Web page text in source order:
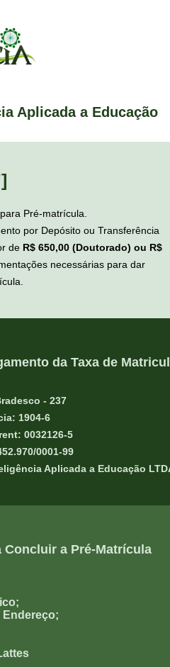
Aplicada a Educação
Pré-matrícula.
por Depósito ou Transferência
de R$ 650,00 (Doutorado) ou R$
necessárias para dar
da Taxa de
- 237
1904-6
0032126-5
0001-99
Aplicada a Educação
Concluir a Pré-Matrícula